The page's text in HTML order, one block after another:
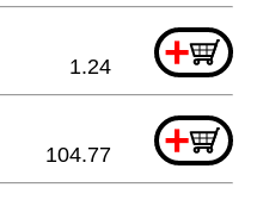
+
1.24
+
104.77